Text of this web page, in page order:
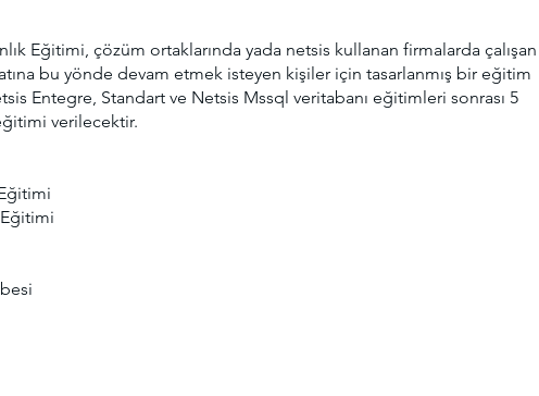
Eğitimi, çözüm ortaklarında yada netsis kullanan firmalarda çalışan
bu yönde devam etmek isteyen kişiler için tasarlanmış bir eğitim
Entegre, Standart ve Netsis Mssql veritabanı eğitimleri sonrası 5
verilecektir.